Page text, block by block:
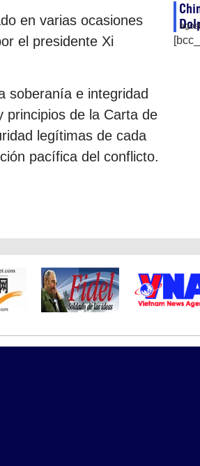
en varias ocasiones
el presidente Xi
soberanía e integridad
principios de la Carta de
legítimas de cada
pacífica del conflicto.